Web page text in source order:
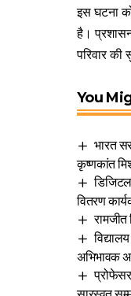
इस घटना
है।
परिवार की
You
भारत
कृष्णकांत
वितरण
अभिभावक